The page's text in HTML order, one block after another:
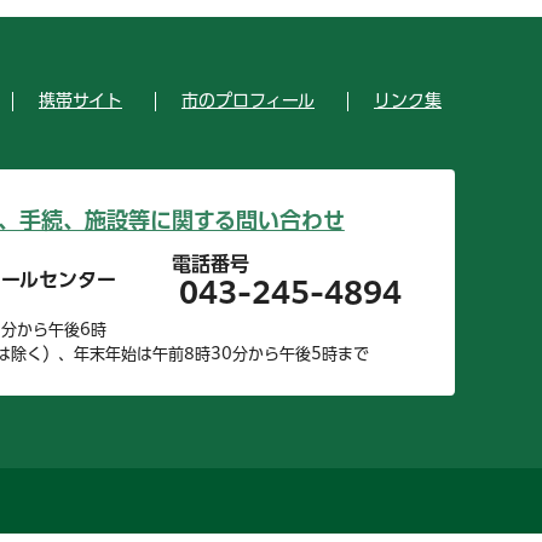
携帯サイト 市のプロフィール リンク集
手続、施設等に関する問い合わせ
ルセンター
電話番号
043-245-4894
から午後6時
除く）、年末年始は午前8時30分から午後5時まで